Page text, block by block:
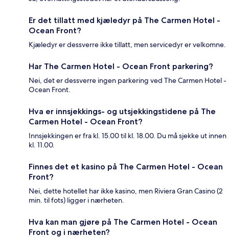
Er det tillatt med kjæledyr på The Carmen Hotel -
Ocean Front?
Kjæledyr er dessverre ikke tillatt, men servicedyr er velkomne.
Har The Carmen Hotel - Ocean Front parkering?
Nei, det er dessverre ingen parkering ved The Carmen Hotel -
Ocean Front.
Hva er innsjekkings- og utsjekkingstidene på The
Carmen Hotel - Ocean Front?
Innsjekkingen er fra kl. 15.00 til kl. 18.00. Du må sjekke ut innen
kl. 11.00.
Finnes det et kasino på The Carmen Hotel - Ocean
Front?
Nei, dette hotellet har ikke kasino, men Riviera Gran Casino (2
min. til fots) ligger i nærheten.
Hva kan man gjøre på The Carmen Hotel - Ocean
Front og i nærheten?